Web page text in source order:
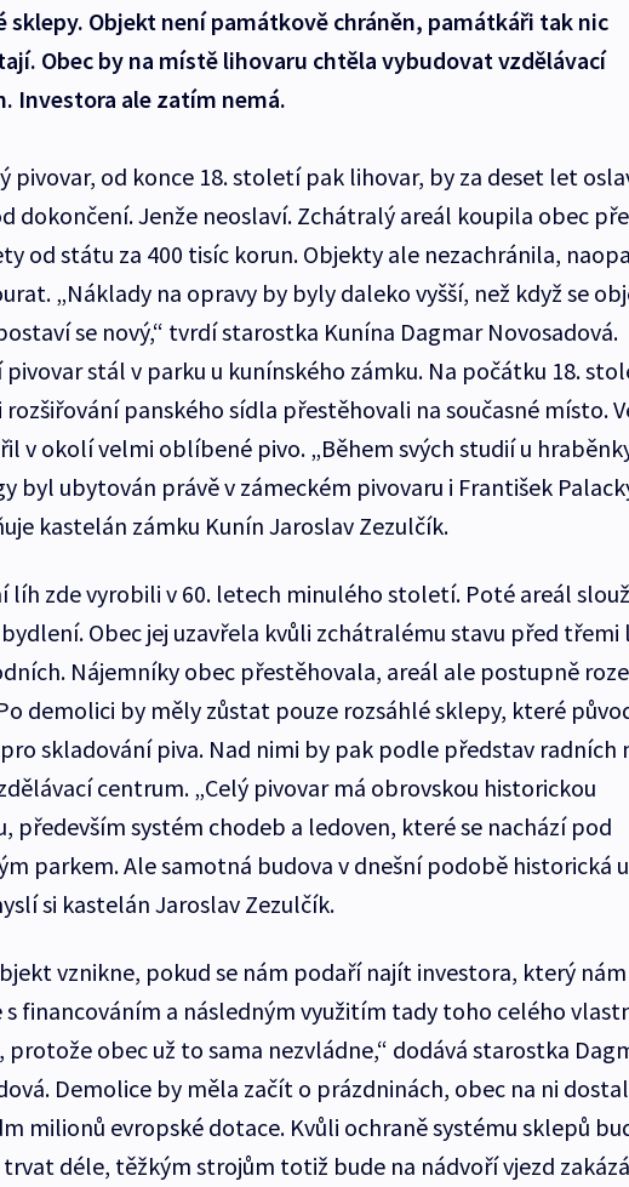
sklepy. Objekt není památkově chráněn, památkáři tak nic
Obec by na místě lihovaru chtěla vybudovat vzdělávací
Investora ale zatím nemá.
pivovar, od konce 18. století pak lihovar, by za deset let
dokončení. Jenže neoslaví. Zchátralý areál koupila obec
od státu za 400 tisíc korun. Objekty ale nezachránila,
„Náklady na opravy by byly daleko vyšší, než když se
se nový,“ tvrdí starostka Kunína Dagmar Novosadová.
pivovar stál v parku u kunínského zámku. Na počátku 18.
rozšiřování panského sídla přestěhovali na současné místo.
v okolí velmi oblíbené pivo. „Během svých studií u
byl ubytován právě v zámeckém pivovaru i František
kastelán zámku Kunín Jaroslav Zezulčík.
líh zde vyrobili v 60. letech minulého století. Poté areál
Obec jej uzavřela kvůli zchátralému stavu před třemi
Nájemníky obec přestěhovala, areál ale postupně
demolici by měly zůstat pouze rozsáhlé sklepy, které
skladování piva. Nad nimi by pak podle představ radních
centrum. „Celý pivovar má obrovskou historickou
především systém chodeb a ledoven, které se nachází pod
parkem. Ale samotná budova v dnešní podobě historická
si kastelán Jaroslav Zezulčík.
vznikne, pokud se nám podaří najít investora, který nám
s financováním a následným využitím tady toho celého
protože obec už to sama nezvládne,“ dodává starostka
Demolice by měla začít o prázdninách, obec na ni
milionů evropské dotace. Kvůli ochraně systému sklepů
déle, těžkým strojům totiž bude na nádvoří vjezd